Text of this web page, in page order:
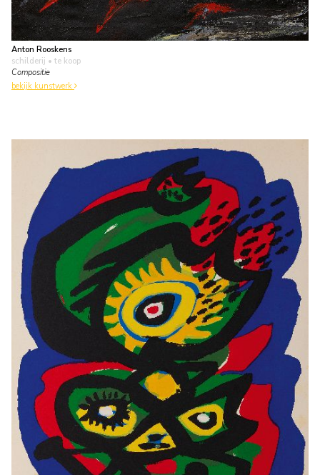
Anton Rooskens
schilderij • te koop
Compositie
bekijk kunstwerk